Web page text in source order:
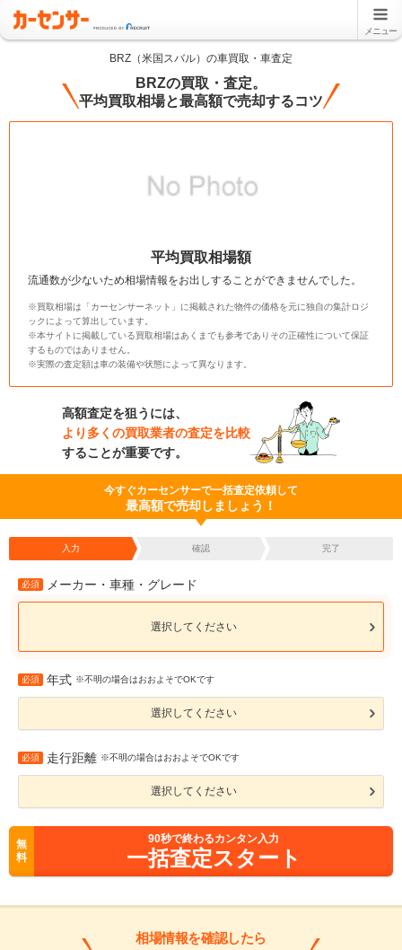
メニュー
BRZ（米国スバル）の車買取・車査定
BRZの買取・査定。
平均買取相場と最高額で売却するコツ
平均買取相場額
流通数が少ないため相場情報をお出しすることができませんでした。
※買取相場は「カーセンサーネット」に掲載された物件の価格を元に独自の集計ロジ
ックによって算出しています。
※本サイトに掲載している買取相場はあくまでも参考でありその正確性について保証
するものではありません。
※実際の査定額は車の装備や状態によって異なります。
高額査定を狙うには、
より多くの買取業者の査定を比較
することが重要です。
今すぐカーセンサーで一括査定依頼して
最高額で売却しましょう！
入力 確認 完了
必須 メーカー・車種・グレード
選択してください
必須 年式 ※不明の場合はおおよそでOKです
選択してください
必須 走行距離 ※不明の場合はおおよそでOKです
選択してください
無
料
90秒で終わるカンタン入力
一括査定スタート
相場情報を確認したら